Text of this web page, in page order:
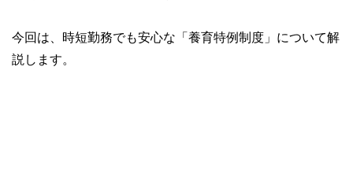
今回は、時短勤務でも安心な「養育特例制度」について解
説します。